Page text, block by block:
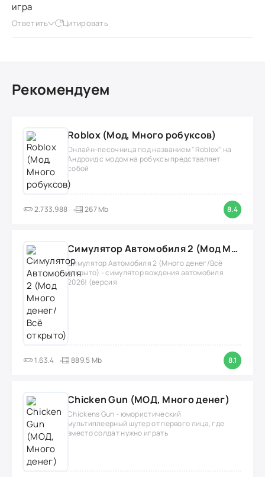
игра
Ответить Цитировать
Рекомендуем
Roblox (Мод, Много робуксов)
Онлайн-песочница под названием "Roblox" на
Андроид с модом на робуксы представляет
собой
2.733.988 267 Mb 8.4
Симулятор Автомобиля 2 (Мод Много денег/Всё открыто)
Симулятор Автомобиля 2 (Много денег/Всё
открыто) - симулятор вождения автомобиля
2026! (версия
1.63.4 889.5 Mb 8.1
Chicken Gun (МОД, Много денег)
Chickens Gun - юмористический
мультиплеерный шутер от первого лица, где
вместо солдат нужно играть